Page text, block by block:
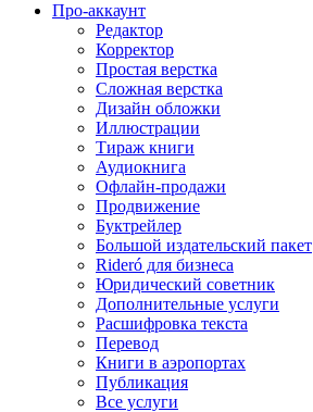
Про-аккаунт
Редактор
Корректор
Простая верстка
Сложная верстка
Дизайн обложки
Иллюстрации
Тираж книги
Аудиокнига
Офлайн-продажи
Продвижение
Буктрейлер
Большой издательский пакет
Rideró для бизнеса
Юридический советник
Дополнительные услуги
Расшифровка текста
Перевод
Книги в аэропортах
Публикация
Все услуги